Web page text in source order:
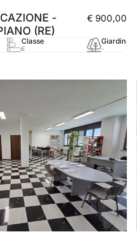
-
(RE)
€ 900,00
Classe
E
Giardino
-